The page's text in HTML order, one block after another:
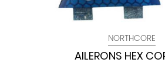
NORTHCORE
AILERONS HEX